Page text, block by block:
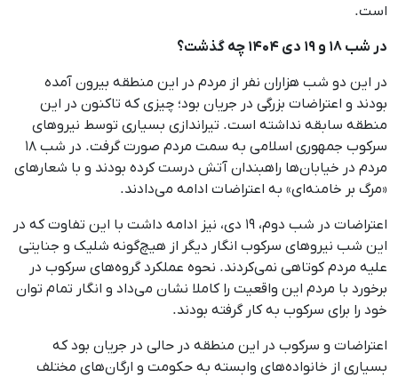
است.
در شب ۱۸ و ۱۹ دی ۱۴۰۴ چه گذشت؟
در این دو شب هزاران نفر از مردم در این منطقه بیرون آمده
بودند و اعتراضات بزرگی در جریان بود؛ چیزی که تاکنون در این
منطقه سابقه نداشته است. تیراندازی بسیاری توسط نیروهای
سرکوب جمهوری اسلامی به سمت مردم صورت گرفت. در شب ۱۸
مردم در خیابان‌ها راهبندان آتش درست کرده بودند و با شعارهای
«مرگ بر خامنه‌ای» به اعتراضات ادامه می‌دادند.
اعتراضات در شب دوم، ۱۹ دی، نیز ادامه داشت با این تفاوت که در
این شب نیروهای سرکوب انگار دیگر از هیچ‌گونه شلیک و جنایتی
علیه مردم کوتاهی نمی‌کردند. نحوه عملکرد گروه‌های سرکوب در
برخورد با مردم این واقعیت را کاملا نشان می‌داد و انگار تمام توان
خود را برای سرکوب به کار گرفته بودند.
اعتراضات و سرکوب در این منطقه در حالی در جریان بود که
بسیاری از خانواده‌های وابسته به حکومت و ارگان‌های مختلف